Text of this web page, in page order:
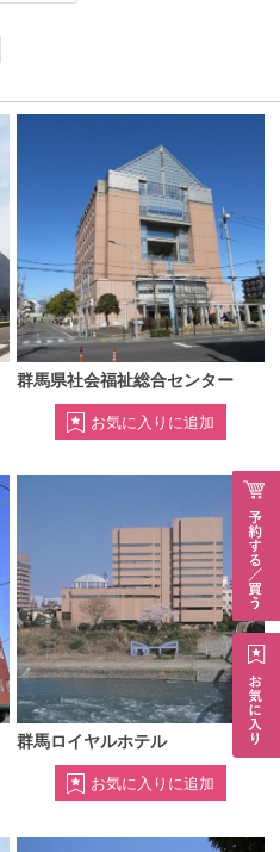
群馬県社会福祉総合センター
群馬ロイヤルホテル